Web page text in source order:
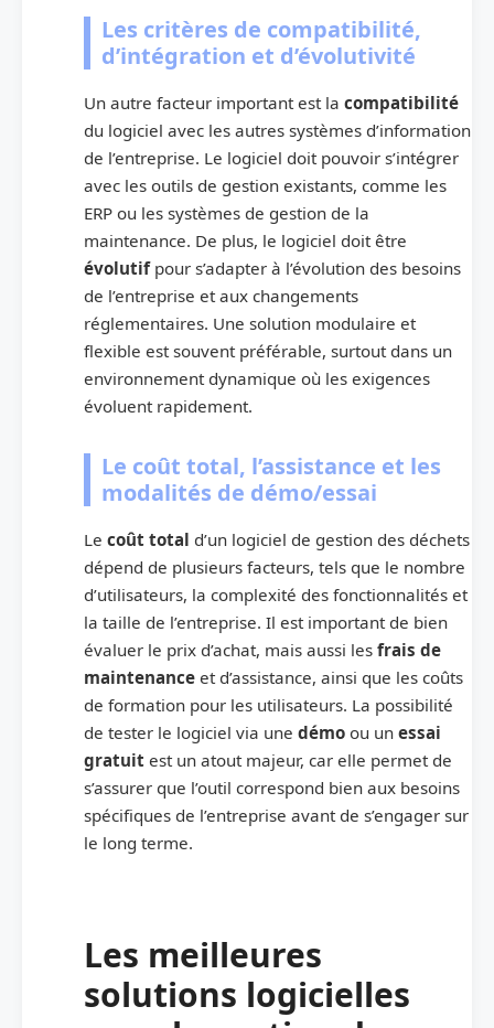
Les critères de compatibilité,
d’intégration et d’évolutivité
Un autre facteur important est la compatibilité
du logiciel avec les autres systèmes d’information
de l’entreprise. Le logiciel doit pouvoir s’intégrer
avec les outils de gestion existants, comme les
ERP ou les systèmes de gestion de la
maintenance. De plus, le logiciel doit être
évolutifpour s’adapter à l’évolution des besoins
de l’entreprise et aux changements
réglementaires. Une solution modulaire et
flexible est souvent préférable, surtout dans un
environnement dynamique où les exigences
évoluent rapidement.
Le coût total, l’assistance et les
modalités de démo/essai
Le coût total d’un logiciel de gestion des déchets
dépend de plusieurs facteurs, tels que le nombre
d’utilisateurs, la complexité des fonctionnalités et
la taille de l’entreprise. Il est important de bien
évaluer le prix d’achat, mais aussi les frais de
maintenance et d’assistance, ainsi que les coûts
de formation pour les utilisateurs. La possibilité
de tester le logiciel via une démo ou un essai
gratuit est un atout majeur, car elle permet de
s’assurer que l’outil correspond bien aux besoins
spécifiques de l’entreprise avant de s’engager sur
le long terme.
Les meilleures
solutions logicielles